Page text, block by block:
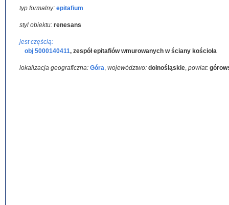
typ formalny: epitafium
styl obiektu: renesans
jest częścią:
obj 5000140411, zespół epitafiów wmurowanych w ściany kościoła
lokalizacja geograficzna: Góra, województwo: dolnośląskie, powiat: